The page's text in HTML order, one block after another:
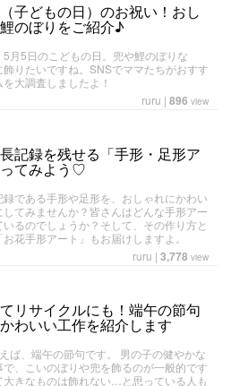
子どもの日）のお祝い！おし
のぼりをご紹介♪
月5日のこどもの日。兜や鯉のぼりな
飾りたいですね。SNSでママたちがおすす
大調査しましたよ！
ruru | 896 view
記録を残せる「手形・足形ア
てみよう♡
録である手形や足形を、おしゃれにかわい
てみませんか？皆さんはどんな手形アー
いるのでしょうか？そして、その作り方と
花手形アート」もお届けしますよ。
ruru | 3,778 view
リサイクルにも！端午の節句
わいい工作を紹介します
ば、端午の節句です。 男の子の健やかな
、こいのぼりや兜を飾るのが一般的です
大きなものは飾れない…と思っている人も